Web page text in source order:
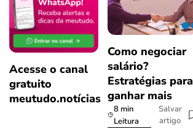
Acesse o canal
gratuito
meutudo.notícias
Como negociar
salário?
Estratégias para
ganhar mais
8 min
Leitura
Salvar
artigo